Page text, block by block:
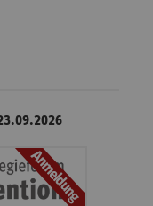
Anmeldung